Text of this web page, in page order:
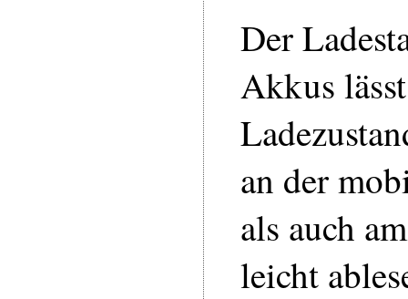
Der
Akkus
an der
als auch
leicht